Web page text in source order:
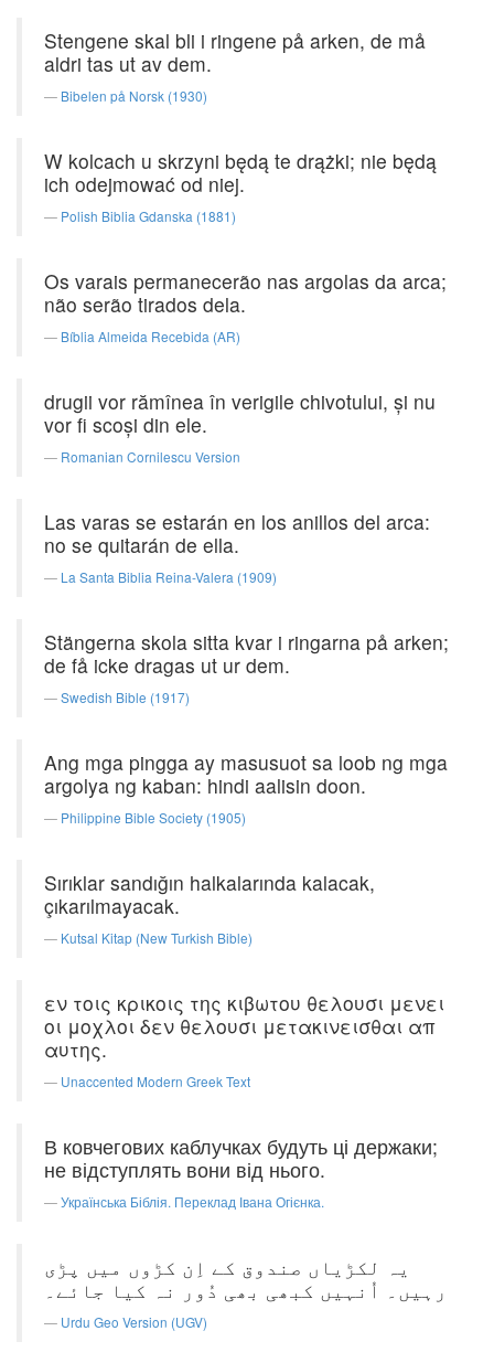
Stengene skal bli i ringene på arken, de må
aldri tas ut av dem.
Bibelen på Norsk (1930)
W kolcach u skrzyni będą te drążki; nie będą
ich odejmować od niej.
Polish Biblia Gdanska (1881)
Os varais permanecerão nas argolas da arca;
não serão tirados dela.
Bíblia Almeida Recebida (AR)
drugii vor rămînea în verigile chivotului, şi nu
vor fi scoşi din ele.
Romanian Cornilescu Version
Las varas se estarán en los anillos del arca:
no se quitarán de ella.
La Santa Biblia Reina-Valera (1909)
Stängerna skola sitta kvar i ringarna på arken;
de få icke dragas ut ur dem.
Swedish Bible (1917)
Ang mga pingga ay masusuot sa loob ng mga
argolya ng kaban: hindi aalisin doon.
Philippine Bible Society (1905)
Sırıklar sandığın halkalarında kalacak,
çıkarılmayacak.
Kutsal Kitap (New Turkish Bible)
εν τοις κρικοις της κιβωτου θελουσι μενει
οι μοχλοι δεν θελουσι μετακινεισθαι απ
αυτης.
Unaccented Modern Greek Text
В ковчегових каблучках будуть ці держаки;
не відступлять вони від нього.
Українська Біблія. Переклад Івана Огієнка.
یہ لکڑیاں صندوق کے اِن کڑوں میں پڑی
رہیں۔ اُنہیں کبھی بھی دُور نہ کیا جائے۔
Urdu Geo Version (UGV)